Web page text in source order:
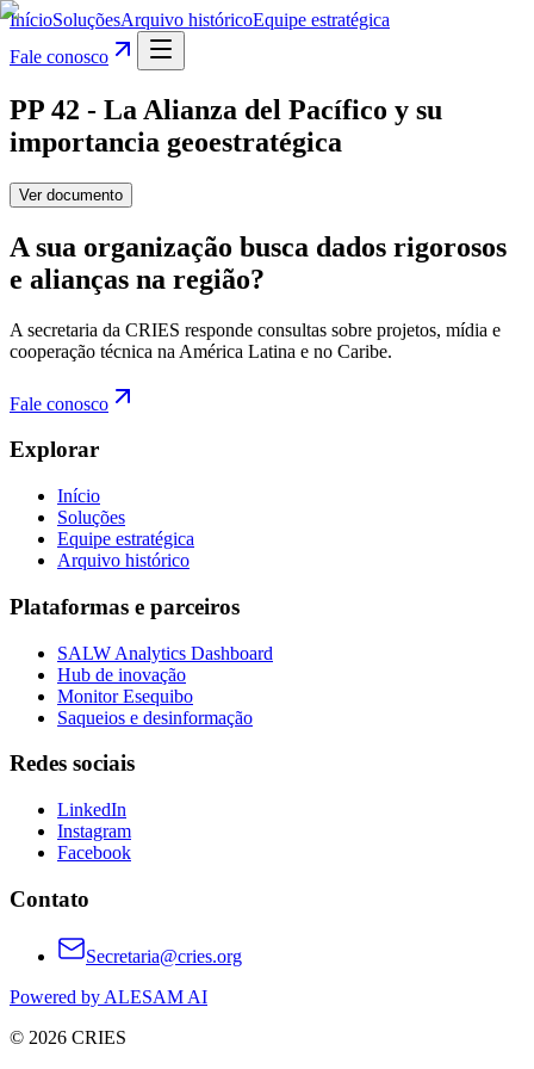
InícioSoluçõesArquivo históricoEquipe estratégica
Fale conosco
PP 42 - La Alianza del Pacífico y su
importancia geoestratégica
Ver documento
A sua organização busca dados rigorosos
e alianças na região?
A secretaria da CRIES responde consultas sobre projetos, mídia e
cooperação técnica na América Latina e no Caribe.
Fale conosco
Explorar
Início
Soluções
Equipe estratégica
Arquivo histórico
Plataformas e parceiros
SALW Analytics Dashboard
Hub de inovação
Monitor Esequibo
Saqueios e desinformação
Redes sociais
LinkedIn
Instagram
Facebook
Contato
Secretaria@cries.org
Powered by ALESAM AI
© 2026 CRIES